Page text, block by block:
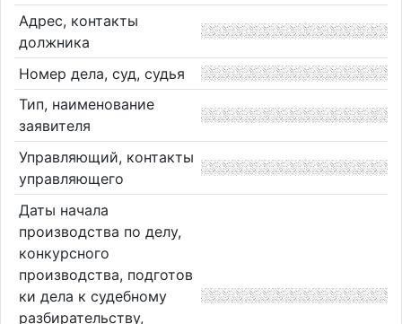
Адрес, контакты
должника
Номер дела, суд, судья
Тип, наименование
заявителя
Управляющий, контакты
управляющего
Даты начала
производства по делу,
конкурсного
производства, подготов
ки дела к судебному
разбирательству,